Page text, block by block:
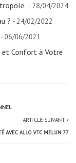
- 28/04/2024
? - 24/02/2022
- 06/06/2021
Confort à Votre
ARTICLE SUIVANT
AVEC ALLO VTC MELUN 77